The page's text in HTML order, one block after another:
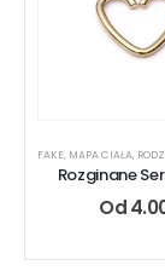
FAKE, MAPA CIAŁA,
Rozginane
Od